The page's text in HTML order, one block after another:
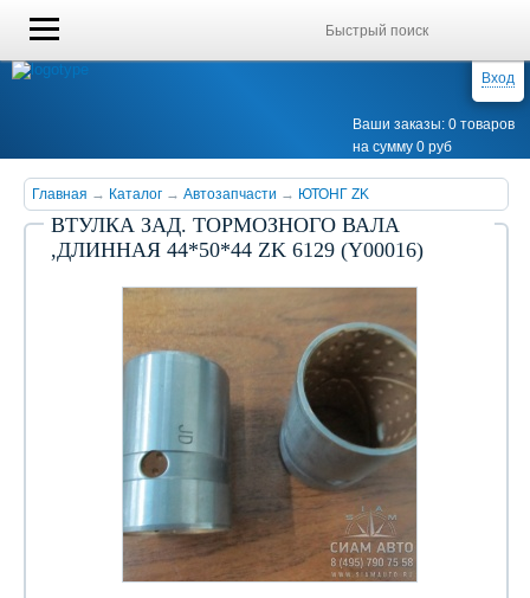
Вход
Ваши заказы: 0 товаров
на сумму 0 руб
Главная → Каталог → Автозапчасти → ЮТОНГ ZK
ВТУЛКА ЗАД. ТОРМОЗНОГО ВАЛА
,ДЛИННАЯ 44*50*44 ZK 6129 (Y00016)